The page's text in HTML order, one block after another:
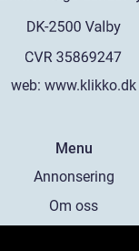
web: www.klikko.dk
Menu
Annonsering
Om oss